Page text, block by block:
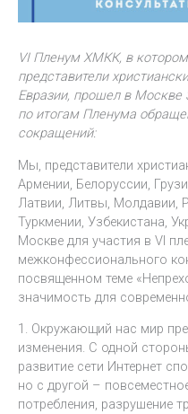
VI Пленум ХМКК, в
представители
Евразии, прошел в Москве
по итогам Пленума
сокращений:
Мы, представители
Армении, Белоруссии,
Латвии, Литвы, Молдавии,
Туркмении, Узбекистана,
Москве для участия в VI
межконфессионального
посвященном теме
значимость для
1. Окружающий нас мир
изменения. С одной
развитие сети Интернет
но с другой –
потребления, разрушение